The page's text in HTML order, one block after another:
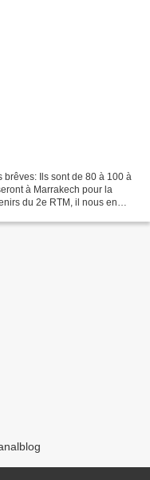
Ils sont de 80 à 100 à
à Marrakech pour la
du 2e RTM, il nous en